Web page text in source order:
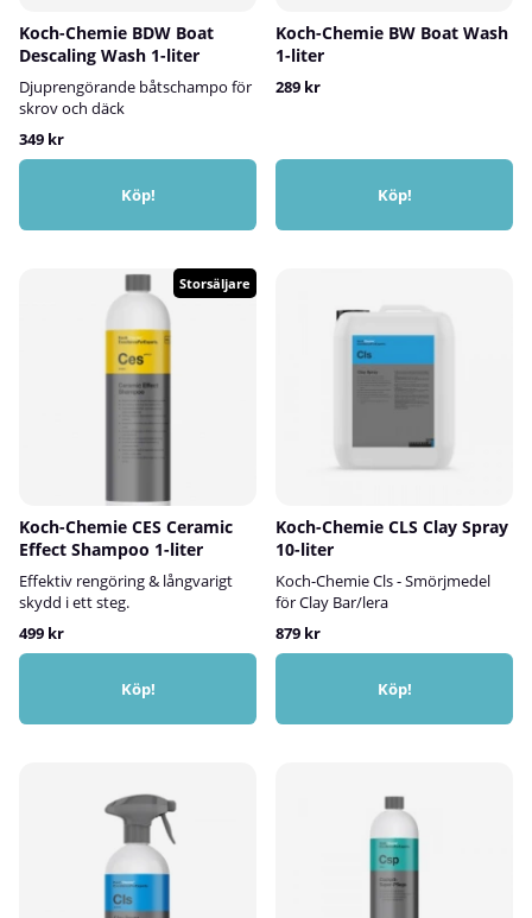
Koch-Chemie BDW Boat
Descaling Wash 1-liter
Djuprengörande båtschampo för
skrov och däck
349 kr
Köp!
Koch-Chemie BW Boat Wash
1-liter
289 kr
Köp!
Storsäljare
Koch-Chemie CES Ceramic
Effect Shampoo 1-liter
Effektiv rengöring & långvarigt
skydd i ett steg.
499 kr
Köp!
Koch-Chemie CLS Clay Spray
10-liter
Koch-Chemie Cls - Smörjmedel
för Clay Bar/lera
879 kr
Köp!